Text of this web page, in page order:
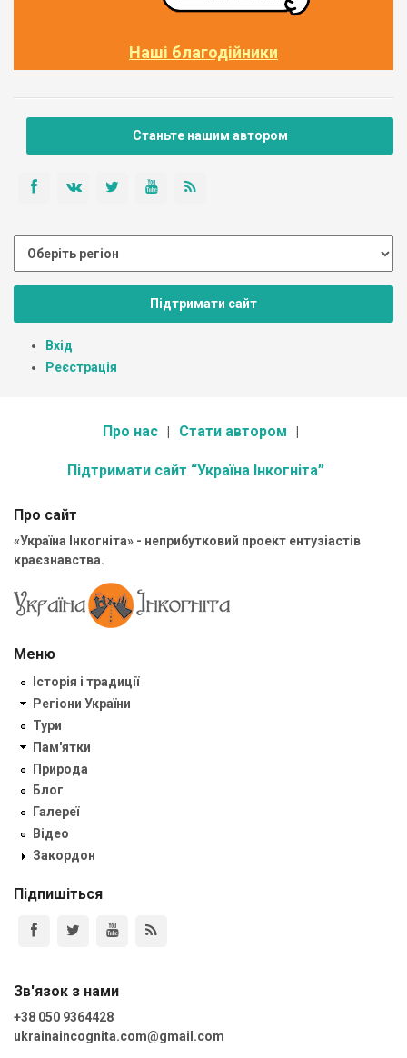
Наші благодійники
Станьте нашим автором
Підтримати сайт
Вхід
Реєстрація
Про нас Стати автором
Підтримати сайт “Україна Інкогніта”
Про сайт
«Україна Інкогніта» - неприбутковий проект ентузіастів
краєзнавства.
Меню
Історія і традиції
Регіони України
Тури
Пам'ятки
Природа
Блог
Галереї
Відео
Закордон
Підпишіться
Зв'язок з нами
+38 050 9364428
ukrainaincognita.com@gmail.com